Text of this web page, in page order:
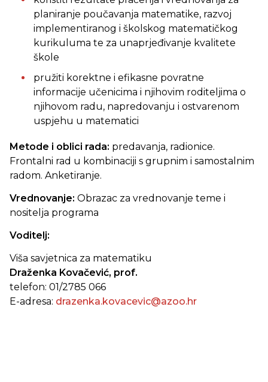
planiranje poučavanja matematike, razvoj
implementiranog i školskog matematičkog
kurikuluma te za unaprjeđivanje kvalitete
škole
pružiti korektne i efikasne povratne
informacije učenicima i njihovim roditeljima o
njihovom radu, napredovanju i ostvarenom
uspjehu u matematici
Metode i oblici rada: predavanja, radionice.
Frontalni rad u kombinaciji s grupnim i samostalnim
radom. Anketiranje.
Vrednovanje: Obrazac za vrednovanje teme i
nositelja programa
Voditelj:
Viša savjetnica za matematiku
Draženka Kovačević, prof.
telefon: 01/2785 066
E-adresa: drazenka.kovacevic@azoo.hr